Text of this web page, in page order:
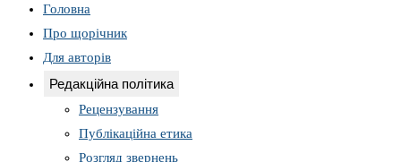
Головна
Про щорічник
Для авторів
Редакційна політика
Рецензування
Публікаційна етика
Розгляд звернень